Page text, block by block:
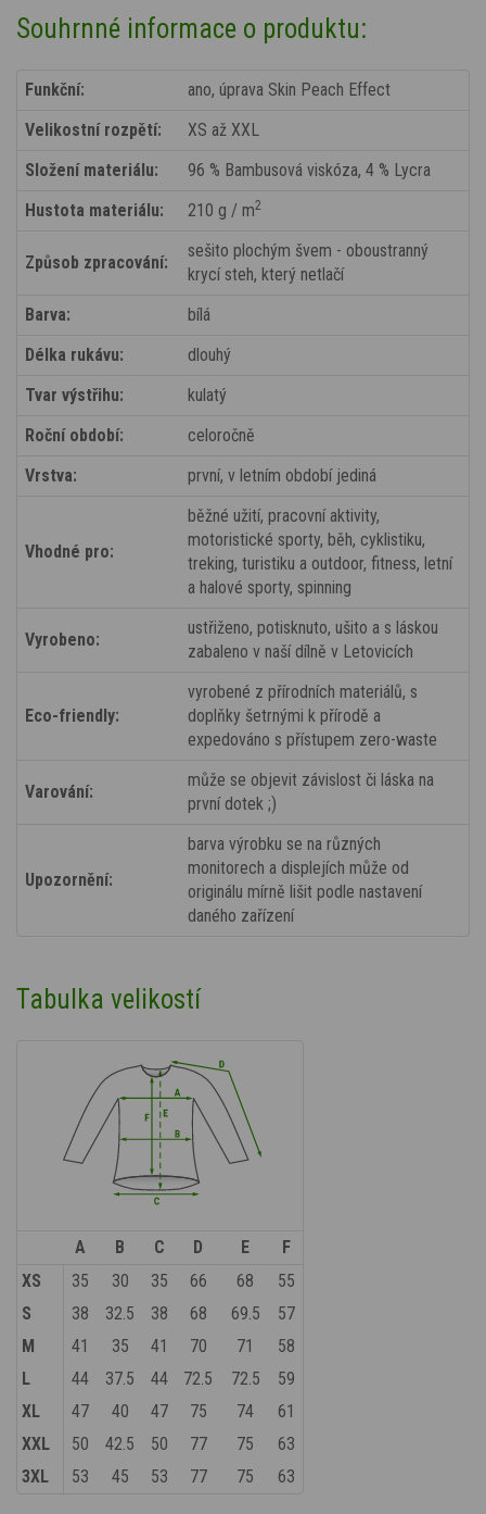
Souhrnné informace o produktu:
Funkční:
ano, úprava Skin Peach Effect
Velikostní rozpětí:
XS až XXL
Složení materiálu:
96 % Bambusová viskóza, 4 % Lycra
Hustota materiálu:
210 g / m2
Způsob zpracování:
sešito plochým švem - oboustranný
krycí steh, který netlačí
Barva:
bílá
Délka rukávu:
dlouhý
Tvar výstřihu:
kulatý
Roční období:
celoročně
Vrstva:
první, v letním období jediná
Vhodné pro:
běžné užití, pracovní aktivity,
motoristické sporty, běh, cyklistiku,
treking, turistiku a outdoor, fitness, letní
a halové sporty, spinning
Vyrobeno:
ustřiženo, potisknuto, ušito a s láskou
zabaleno v naší dílně v Letovicích
Eco-friendly:
vyrobené z přírodních materiálů, s
doplňky šetrnými k přírodě a
expedováno s přístupem zero-waste
Varování:
může se objevit závislost či láska na
první dotek ;)
Upozornění:
barva výrobku se na různých
monitorech a displejích může od
originálu mírně lišit podle nastavení
daného zařízení
Tabulka velikostí
A B C D E
F
XS
35 30 35 66 68
55
S
38 32.5 38 68 69.5
57
M
41 35 41 70 71
58
L
44 37.5 44 72.5 72.5
59
XL
47 40 47 75 74
61
XXL
50 42.5 50 77 75
63
3XL
53 45 53 77 75 63